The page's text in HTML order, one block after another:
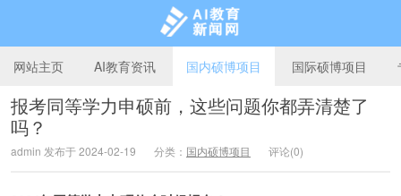
网站主页 AI教育资讯 国内硕博项目 国际硕博项目
报考同等学力申硕前，这些问题你都弄清楚了
吗？
admin 发布于 2024-02-19 分类： 国内硕博项目 评论(0)